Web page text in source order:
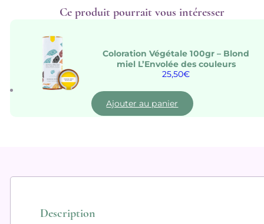
Ce produit pourrait vous intéresser
Coloration Végétale 100gr – Blond
miel L’Envolée des couleurs
25,50€
Ajouter au panier
Description